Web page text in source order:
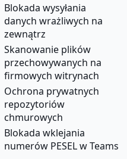
Blokada wysyłania
danych wrażliwych na
zewnątrz
Skanowanie plików
przechowywanych na
firmowych witrynach
Ochrona prywatnych
repozytoriów
chmurowych
Blokada wklejania
numerów PESEL w Teams